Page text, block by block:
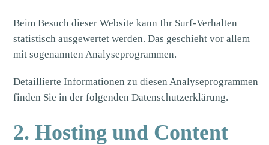
Beim Besuch dieser Website kann Ihr Surf-Verhalten
statistisch ausgewertet werden. Das geschieht vor allem
mit sogenannten Analyseprogrammen.
Detaillierte Informationen zu diesen Analyseprogrammen
finden Sie in der folgenden Datenschutzerklärung.
2. Hosting und Content